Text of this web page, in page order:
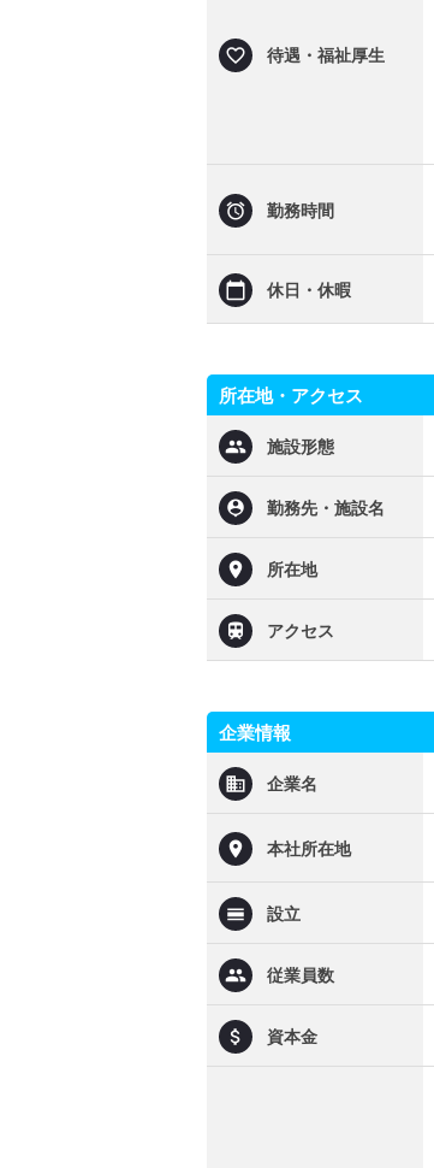
待遇・福祉厚生
勤務時間
休日・休暇
所在地・アクセス
施設形態
勤務先・施設名
所在地
アクセス
企業情報
企業名
本社所在地
設立
従業員数
資本金